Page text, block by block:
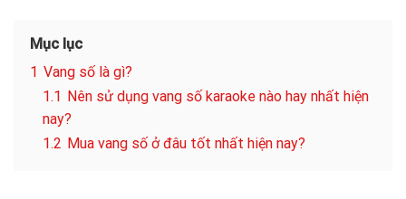
Mục lục
1 Vang số là gì?
1.1 Nên sử dụng vang số karaoke nào hay nhất hiện
nay?
1.2 Mua vang số ở đâu tốt nhất hiện nay?